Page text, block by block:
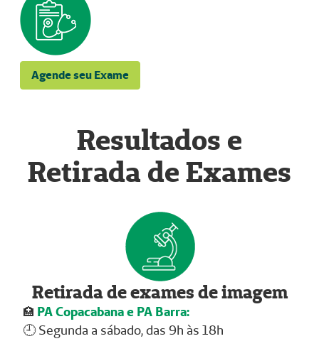
Agende seu Exame
Resultados e
Retirada de Exames
Retirada de exames de imagem
🏥 PA Copacabana e PA Barra:
🕘 Segunda a sábado, das 9h às 18h